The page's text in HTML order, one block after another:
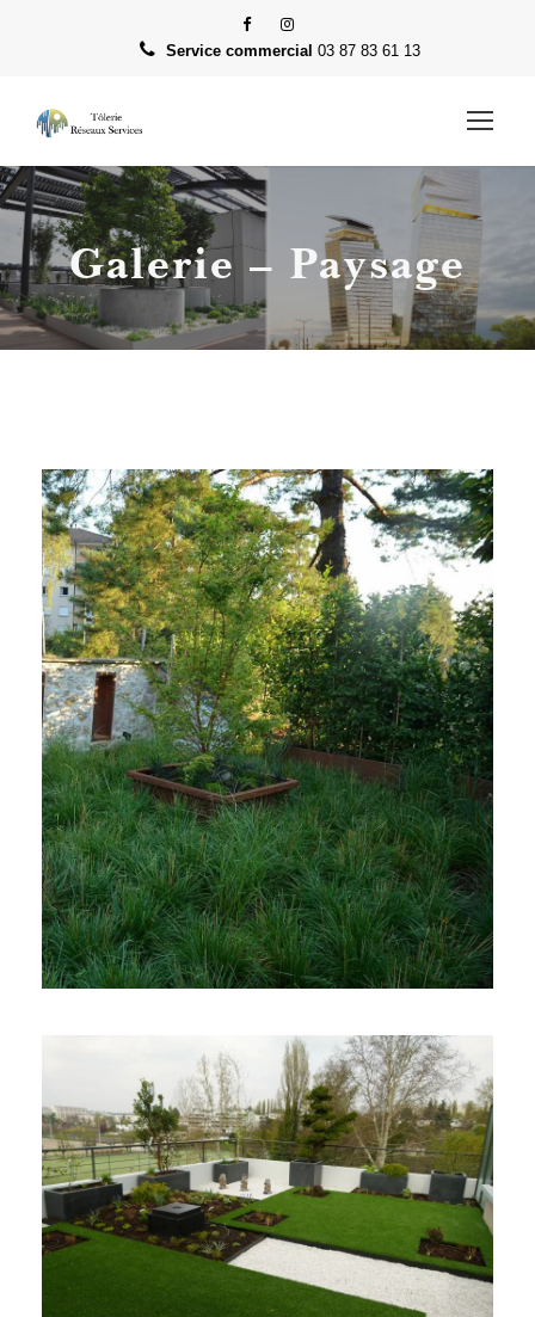
Service commercial 03 87 83 61 13
Galerie – Paysage
Panneau de gestion des cookies